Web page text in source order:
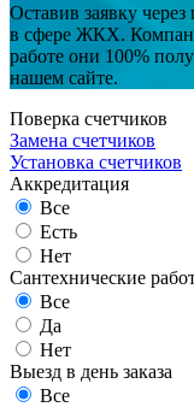
Оставив заявку
в сфере ЖКХ.
работе они 100%
нашем сайте.
Поверка счетчиков
Замена счетчиков
Установка счетчиков
Аккредитация
Все
Есть
Нет
Сантехнические
Все
Да
Нет
Выезд в день заказа
Все